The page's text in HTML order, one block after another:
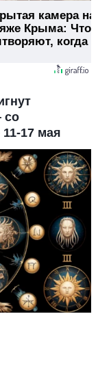
камера на
Крыма: Что
когда
со
17 мая